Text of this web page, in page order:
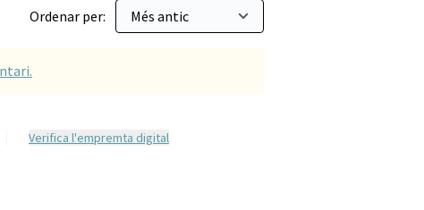
Ordenar per:
Verifica l'empremta digital